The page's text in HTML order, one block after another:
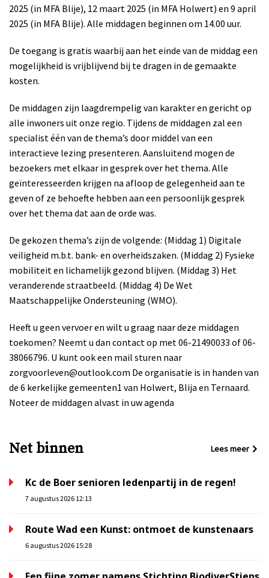
2025 (in MFA Blije), 12 maart 2025 (in MFA Holwert) en 9 april
2025 (in MFA Blije). Alle middagen beginnen om 14.00 uur.
De toegang is gratis waarbij aan het einde van de middag een
mogelijkheid is vrijblijvend bij te dragen in de gemaakte
kosten.
De middagen zijn laagdrempelig van karakter en gericht op
alle inwoners uit onze regio. Tijdens de middagen zal een
specialist één van de thema’s door middel van een
interactieve lezing presenteren. Aansluitend mogen de
bezoekers met elkaar in gesprek over het thema. Alle
geïnteresseerden krijgen na afloop de gelegenheid aan te
geven of ze behoefte hebben aan een persoonlijk gesprek
over het thema dat aan de orde was.
De gekozen thema’s zijn de volgende: (Middag 1) Digitale
veiligheid m.b.t. bank- en overheidszaken. (Middag 2) Fysieke
mobiliteit en lichamelijk gezond blijven. (Middag 3) Het
veranderende straatbeeld. (Middag 4) De Wet
Maatschappelijke Ondersteuning (WMO).
Heeft u geen vervoer en wilt u graag naar deze middagen
toekomen? Neemt u dan contact op met 06-21490033 of 06-
38066796. U kunt ook een mail sturen naar
zorgvoorleven@outlook.com De organisatie is in handen van
de 6 kerkelijke gemeenten1 van Holwert, Blija en Ternaard.
Noteer de middagen alvast in uw agenda
Net binnen Lees meer
Kc de Boer senioren ledenpartij in de regen!
7 augustus 2026 12:13
Route Wad een Kunst: ontmoet de kunstenaars
6 augustus 2026 15:28